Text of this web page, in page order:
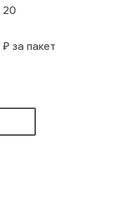
20
₽ за пакет